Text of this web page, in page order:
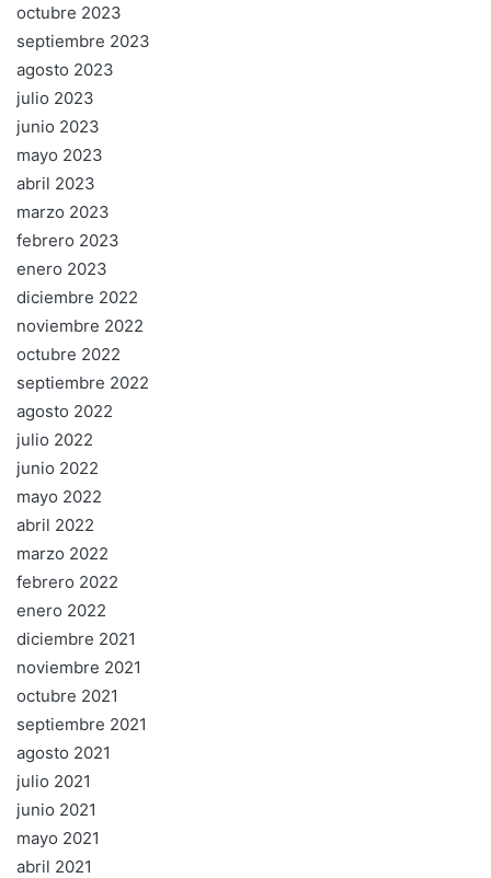
octubre 2023
septiembre 2023
agosto 2023
julio 2023
junio 2023
mayo 2023
abril 2023
marzo 2023
febrero 2023
enero 2023
diciembre 2022
noviembre 2022
octubre 2022
septiembre 2022
agosto 2022
julio 2022
junio 2022
mayo 2022
abril 2022
marzo 2022
febrero 2022
enero 2022
diciembre 2021
noviembre 2021
octubre 2021
septiembre 2021
agosto 2021
julio 2021
junio 2021
mayo 2021
abril 2021